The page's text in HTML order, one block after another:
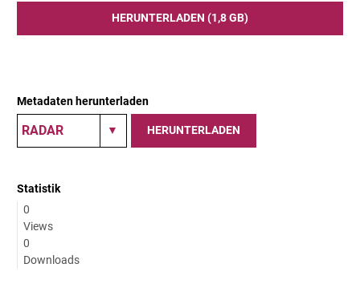
HERUNTERLADEN (1,8 GB)
Metadaten herunterladen
HERUNTERLADEN
Statistik
0
Views
0
Downloads